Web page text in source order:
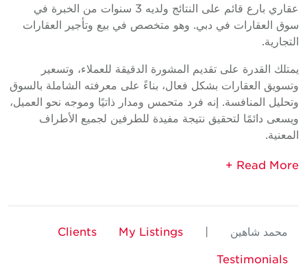
عقاري بارع قائم على النتائج ولديه 3 سنوات من الخبرة في
سوق العقارات في دبي. وهو متخصص في بيع وتأجير العقارات
التجارية.
يمتلك القدرة على تقديم المشورة الدقيقة للعملاء، وتسعير
وتسويق العقارات بشكل فعال، بناءً على معرفته الشاملة بالسوق
وتحليل المنافسة. إنه فرد متحمس ومدار ذاتيًا وموجه نحو العميل،
ويسعى دائمًا لتحقيق نتيجة مفيدة للطرفين لجميع الأطراف
المعنية.
الخبرة
تمثيل المستأجر
إدارة المعاملات
المبيعات التجارية والتأجير
محمد شاهين |
My Listings
Clients
Testimonials